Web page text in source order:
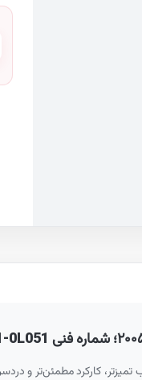
0L051
مطمئن‌تر و دردسر کمتری